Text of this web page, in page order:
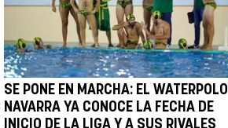
SE PONE EN MARCHA: EL WATERPOLO
NAVARRA YA CONOCE LA FECHA DE
INICIO DE LA LIGA Y A SUS RIVALES